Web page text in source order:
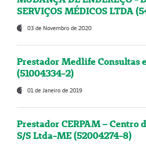
SERVIÇOS MÉDICOS LTDA
03 de Novembro de 2020
Prestador Medlife Consultas
(51004334-2)
01 de Janeiro de 2019
Prestador CERPAM – Centro
S/S Ltda-ME (52004274-8)